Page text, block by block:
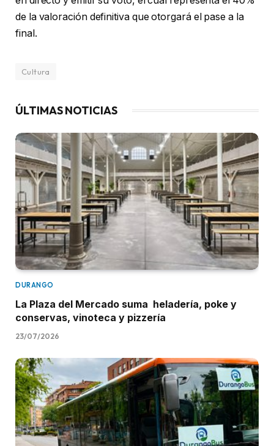
de la valoración definitiva que otorgará el pase a la
final.
Cultura
ÚLTIMAS NOTICIAS
DURANGO
La Plaza del Mercado suma heladería, poke y
conservas, vinoteca y pizzería
23/07/2026